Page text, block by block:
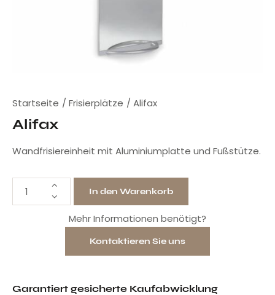
Startseite Frisierplätze Alifax
Alifax
Wandfrisiereinheit mit Aluminiumplatte und Fußstütze.
In den Warenkorb
Mehr Informationen benötigt?
Kontaktieren Sie uns
Garantiert gesicherte Kaufabwicklung